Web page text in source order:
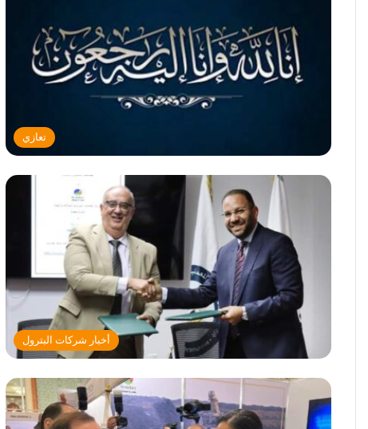
تعازي
أخبار شركات البترول